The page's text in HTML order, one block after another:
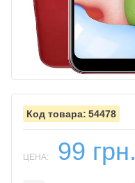
54478
ЦЕНА: 99 грн.